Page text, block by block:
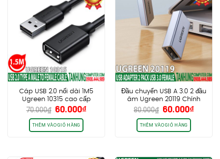
Cáp USB 2.0 nối dài 1M5
Ugreen 10315 cao cấp
chính hãng
70.000₫ Giá
gốc
là:
70.000₫.
60.000₫Giá
THÊM VÀO GIỎ HÀNG
Đầu chuyển USB A 3.0 2 đầu
âm Ugreen 20119 Chính
hãng cao cấp
80.000₫ Giá
gốc
là:
80.000₫.
60.000₫Giá
THÊM VÀO GIỎ HÀNG